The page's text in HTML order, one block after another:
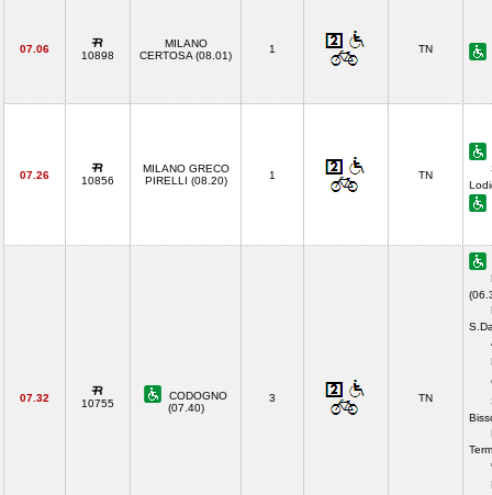
07.06
10898
MILANO
CERTOSA (08.01)
1 TN
07.26 10856
MILANO GRECO
PIRELLI (08.20)
1 TN
07.32 10755
CODOGNO
(07.40)
3 TN